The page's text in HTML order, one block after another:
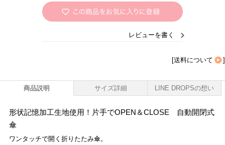
レビューを書く
[送料について ]
商品説明 サイズ詳細 LINE DROPSの想い
形状記憶加工生地使用！片手でOPEN＆CLOSE 自動開閉式
傘
ワンタッチで開く折りたたみ傘。